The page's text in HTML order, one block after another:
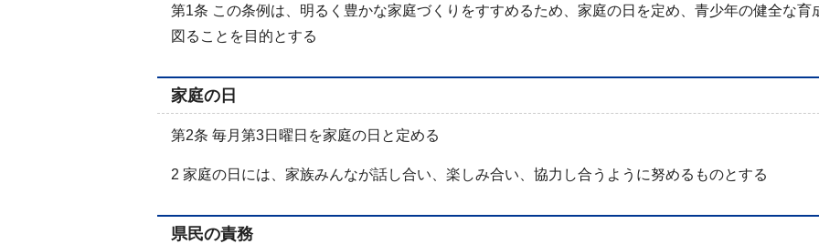
第1条 この条例は、明るく豊かな家庭づくりをすすめるため、家庭の日を定め、青少年の健全な育
図ることを目的とする
家庭の日
第2条 毎月第3日曜日を家庭の日と定める
2 家庭の日には、家族みんなが話し合い、楽しみ合い、協力し合うように努めるものとする
県民の責務